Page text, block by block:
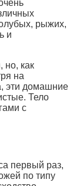
рыжих,
и
но, как
на
эти домашние
Тело
с
первый раз,
по типу